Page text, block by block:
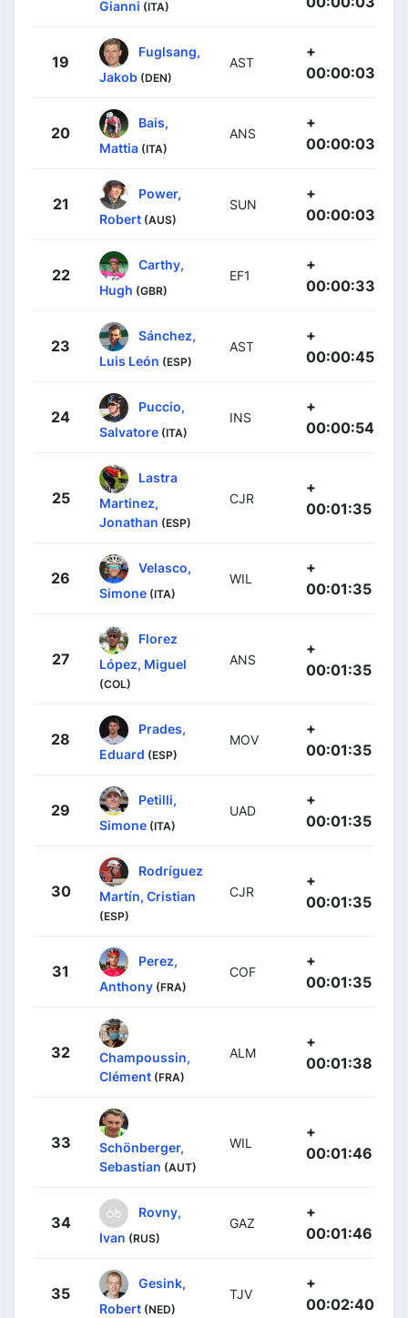
Gianni (ITA)
19
Fuglsang,
Jakob (DEN)
AST
+
00:00:03
20
Bais,
Mattia (ITA)
ANS
+
00:00:03
21
Power,
Robert (AUS)
SUN
+
00:00:03
22
Carthy,
Hugh (GBR)
EF1
+
00:00:33
23
Sánchez,
Luis León (ESP)
AST
+
00:00:45
24
Puccio,
Salvatore (ITA)
INS
+
00:00:54
25
Lastra
Martinez,
Jonathan (ESP)
CJR
+
00:01:35
26
Velasco,
Simone (ITA)
WIL
+
00:01:35
27
Florez
López, Miguel
(COL)
ANS
+
00:01:35
28
Prades,
Eduard (ESP)
MOV
+
00:01:35
29
Petilli,
Simone (ITA)
UAD
+
00:01:35
30
Rodríguez
Martín, Cristian
(ESP)
CJR
+
00:01:35
31
Perez,
Anthony (FRA)
COF
+
00:01:35
32
Champoussin,
Clément (FRA)
ALM
+
00:01:38
33
Schönberger,
Sebastian (AUT)
WIL
+
00:01:46
34
Rovny,
Ivan (RUS)
GAZ
+
00:01:46
35
Gesink,
Robert (NED)
TJV
+
00:02:40